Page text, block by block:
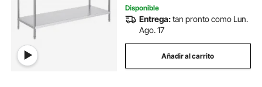
Disponible
Entrega:tan pronto como Lun.
Ago. 17
Añadir al carrito